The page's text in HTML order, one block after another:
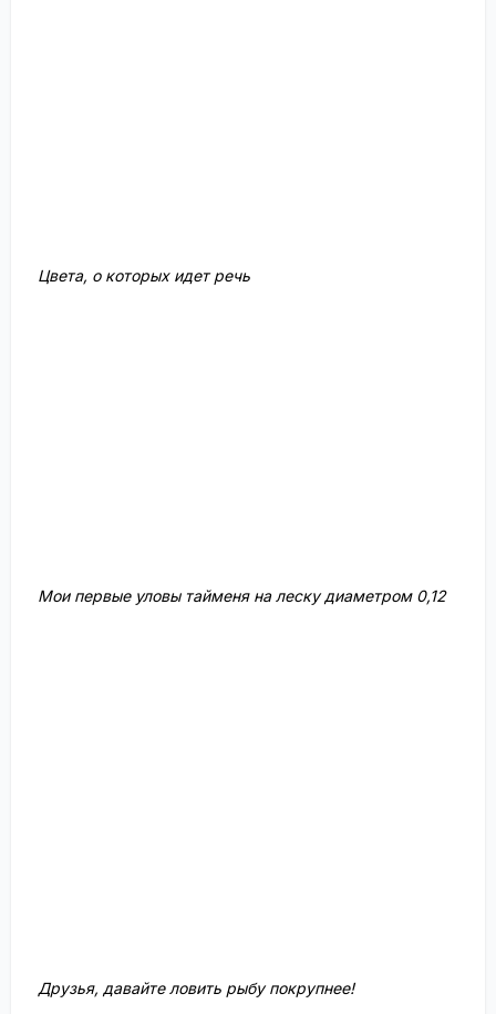
Цвета, о которых идет речь
Мои первые уловы тайменя на леску диаметром 0,12
Друзья, давайте ловить рыбу покрупнее!